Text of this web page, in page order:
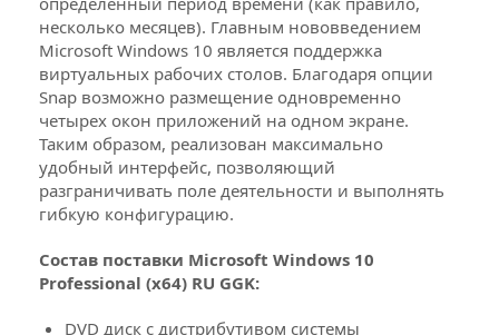
Что такое GGK версия
GGK (Get Genuine Kit)- это способ
лицензирования уже установленных
взломанных операционных систем
Windows
Windows 10 Professional
несколько месяцев). Главным нововведением
Microsoft Windows 10 является поддержка
виртуальных рабочих столов. Благодаря опции
Snap возможно размещение одновременно
четырех окон приложений на одном экране.
Таким образом, реализован максимально
удобный интерфейс, позволяющий
разграничивать поле деятельности и выполнять
гибкую конфигурацию.
Состав поставки Microsoft Windows 10
Professional (x64) RU GGK:
DVD диск с дистрибутивом системы